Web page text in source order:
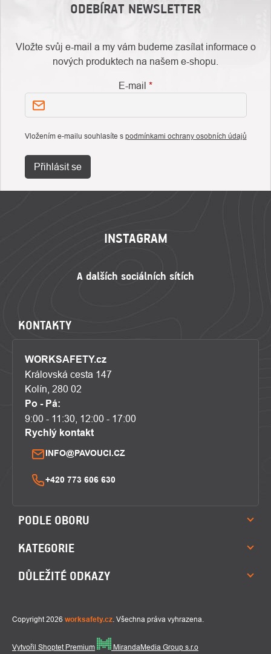
ODEBÍRAT NEWSLETTER
Vložte svůj e-mail a my vám budeme zasílat informace o
nových produktech na našem e-shopu.
E-mail
Vložením e-mailu souhlasíte s podmínkami ochrany osobních údajů
Přihlásit se
INSTAGRAM
KONTAKTY
WORKSAFETY.cz
Královská cesta 147
Kolín, 280 02
Po - Pá:
9:00 - 11:30, 12:00 - 17:00
Rychlý kontakt
INFO@PAVOUCI.CZ
+420 773 606 630
PODLE OBORU
KATEGORIE
DŮLEŽITÉ ODKAZY
Vytvořil Shoptet Premium MirandaMedia Group s.r.o
Copyright 2026 worksafety.cz . Všechna práva vyhrazena.